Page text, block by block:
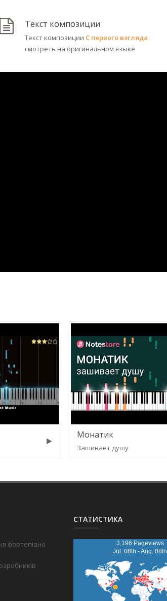
Текст композиции
Текст композиции С первого взгляда
смотреть на оригинальном языке
Монатик
Зашивает душу
фортепіано
СТАТИСТИКА
3,196 Pageviews
Jul. 08th - Aug. 08th